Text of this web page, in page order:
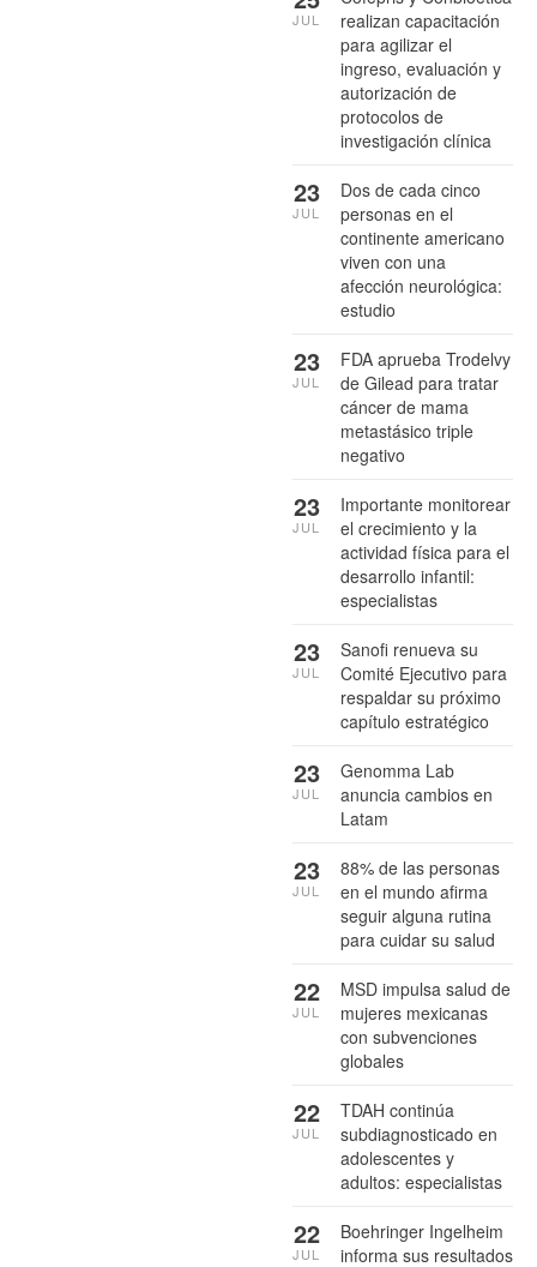
realizan capacitación
para agilizar el
ingreso, evaluación y
autorización de
protocolos de
investigación clínica
JUL
Dos de cada cinco
personas en el
continente americano
viven con una
afección neurológica:
estudio
23
JUL
FDA aprueba Trodelvy
de Gilead para tratar
cáncer de mama
metastásico triple
negativo
23
JUL
Importante monitorear
el crecimiento y la
actividad física para el
desarrollo infantil:
especialistas
23
JUL
Sanofi renueva su
Comité Ejecutivo para
respaldar su próximo
capítulo estratégico
23
JUL
Genomma Lab
anuncia cambios en
Latam
23
JUL
88% de las personas
en el mundo afirma
seguir alguna rutina
para cuidar su salud
23
JUL
MSD impulsa salud de
mujeres mexicanas
con subvenciones
globales
22
JUL
TDAH continúa
subdiagnosticado en
adolescentes y
adultos: especialistas
22
JUL
Boehringer Ingelheim
informa sus resultados
22
JUL